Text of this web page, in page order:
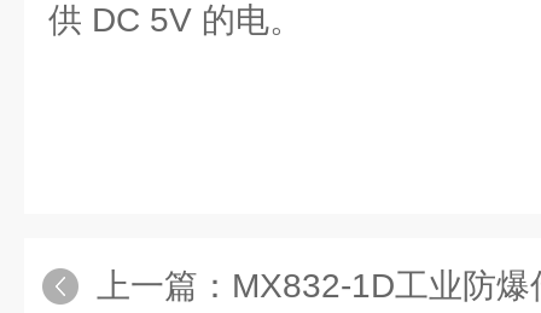
供 DC 5V 的电。
上一篇： MX832-1D工业防